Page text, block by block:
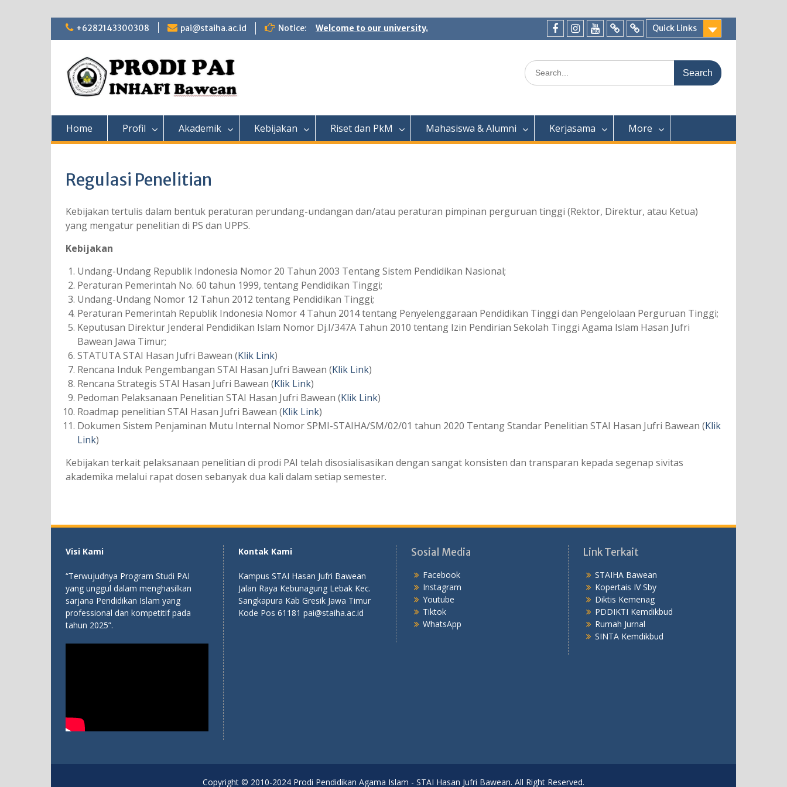
Skip
+6282143300308 pai@staiha.ac.id Notice: Welcome to our university.
Quick Links
FacebookInstagram
YoutubeTiktokWhatsApp
Search
for:
Home Profil Akademik Kebijakan Riset dan PkM Mahasiswa & Alumni Kerjasama More
Regulasi Penelitian
Kebijakan tertulis dalam bentuk peraturan perundang-undangan dan/atau peraturan pimpinan perguruan tinggi (Rektor, Direktur, atau Ketua)
yang mengatur penelitian di PS dan UPPS.
Kebijakan
Undang-Undang Republik Indonesia Nomor 20 Tahun 2003 Tentang Sistem Pendidikan Nasional;
Peraturan Pemerintah No. 60 tahun 1999, tentang Pendidikan Tinggi;
Undang-Undang Nomor 12 Tahun 2012 tentang Pendidikan Tinggi;
Peraturan Pemerintah Republik Indonesia Nomor 4 Tahun 2014 tentang Penyelenggaraan Pendidikan Tinggi dan Pengelolaan Perguruan Tinggi;
Keputusan Direktur Jenderal Pendidikan Islam Nomor Dj.I/347A Tahun 2010 tentang Izin Pendirian Sekolah Tinggi Agama Islam Hasan Jufri
Bawean Jawa Timur;
STATUTA STAI Hasan Jufri Bawean (Klik Link)
Rencana Induk Pengembangan STAI Hasan Jufri Bawean (Klik Link)
Rencana Strategis STAI Hasan Jufri Bawean (Klik Link)
Pedoman Pelaksanaan Penelitian STAI Hasan Jufri Bawean (Klik Link)
Roadmap penelitian STAI Hasan Jufri Bawean (Klik Link)
Dokumen Sistem Penjaminan Mutu Internal Nomor SPMI-STAIHA/SM/02/01 tahun 2020 Tentang Standar Penelitian STAI Hasan Jufri Bawean (Klik
Link)
Kebijakan terkait pelaksanaan penelitian di prodi PAI telah disosialisasikan dengan sangat konsisten dan transparan kepada segenap sivitas
akademika melalui rapat dosen sebanyak dua kali dalam setiap semester.
Visi Kami
“Terwujudnya Program Studi PAI
yang unggul dalam menghasilkan
sarjana Pendidikan Islam yang
professional dan kompetitif pada
tahun 2025”.
Kontak Kami
Kampus STAI Hasan Jufri Bawean
Jalan Raya Kebunagung Lebak Kec.
Sangkapura Kab Gresik Jawa Timur
Kode Pos 61181 pai@staiha.ac.id
Sosial Media
Facebook
Instagram
Youtube
Tiktok
WhatsApp
Link Terkait
STAIHA Bawean
Kopertais IV Sby
Diktis Kemenag
PDDIKTI Kemdikbud
Rumah Jurnal
SINTA Kemdikbud
Copyright © 2010-2024 Prodi Pendidikan Agama Islam - STAI Hasan Jufri Bawean. All Right Reserved.